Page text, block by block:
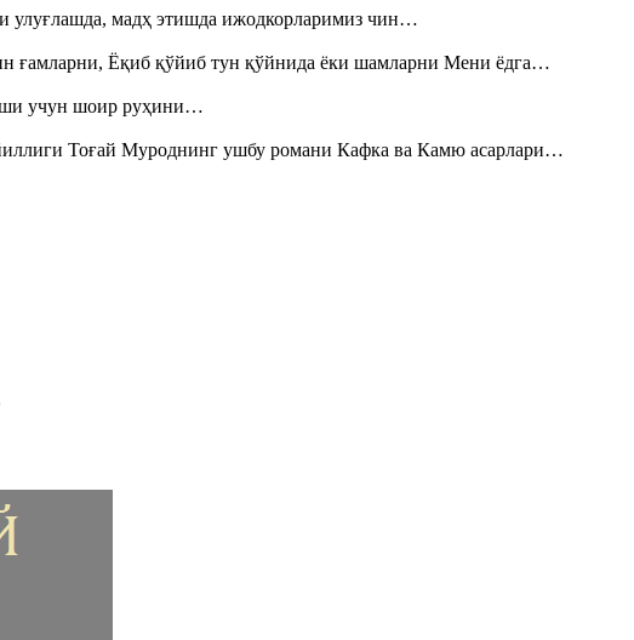
улуғлашда, мадҳ этишда ижодкорларимиз чин…
ғамларни, Ёқиб қўйиб тун қўйнида ёки шамларни Мени ёдга…
учун шоир руҳини…
Тоғай Муроднинг ушбу романи Кафка ва Камю асарлари…